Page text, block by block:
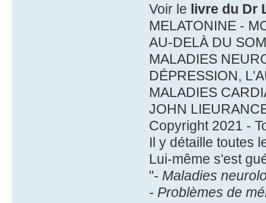
Voir le livre du Dr
MELATONINE -
AU-DELÀ DU
MALADIES
DÉPRESSION,
MALADIES
JOHN
Copyright 2021 -
Il y détaille toutes
Lui-même s'est
"- Maladies
- Problèmes de